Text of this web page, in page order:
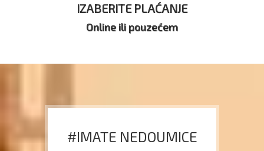
IZABERITE PLAĆANJE
Online ili pouzećem
#IMATE NEDOUMICE